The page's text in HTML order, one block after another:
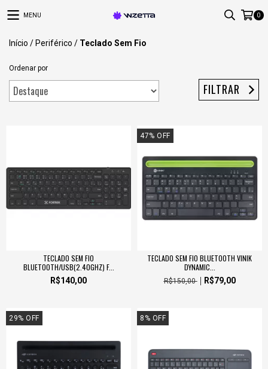
MENU 0
Início / Periférico / Teclado Sem Fio
Ordenar por
FILTRAR
TECLADO SEM FIO
BLUETOOTH/USB(2.40GHZ) F...
R$140,00
47% OFF
TECLADO SEM FIO BLUETOOTH VINIK
DYNAMIC...
R$150,00 R$79,00
29% OFF 8 % OFF